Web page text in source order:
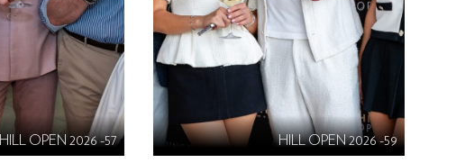
HILL OPEN 2026 -57 HILL OPEN 2026 -59